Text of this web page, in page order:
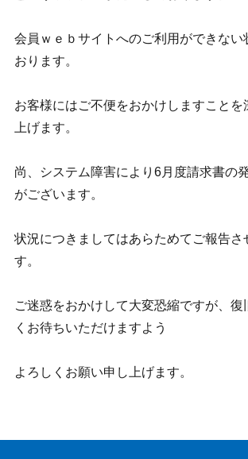
会員ｗｅｂサイトへのご利用ができない
おります。
お客様にはご不便をおかけしますことを
上げます。
尚、システム障害により6月度請求書の
がございます。
状況につきましてはあらためてご報告さ
す。
ご迷惑をおかけして大変恐縮ですが、復
くお待ちいただけますよう
よろしくお願い申し上げます。